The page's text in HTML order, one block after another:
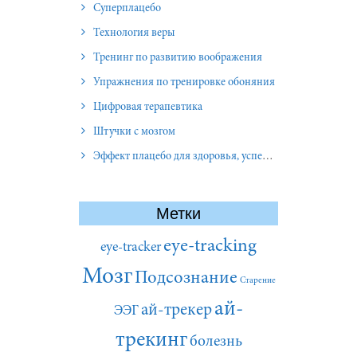
Суперплацебо
Технология веры
Тренинг по развитию воображения
Упражнения по тренировке обоняния
Цифровая терапевтика
Штучки с мозгом
Эффект плацебо для здоровья, успеха и отношений
Метки
eye-tracker eye-tracking
МозгПодсознание Старение
ЭЭГай-трекерай-
трекингболезнь